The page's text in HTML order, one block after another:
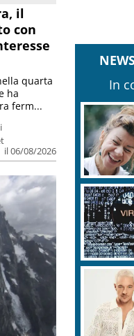
il
con
il 06/08/2026
quarta
ha
ferm...
In